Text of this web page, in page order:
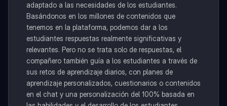
adaptado a las necesidades de los estudiantes.
Basándonos en los millones de contenidos que
tenemos en la plataforma, podemos dar a los
estudiantes respuestas realmente significativas y
relevantes. Pero no se trata solo de respuestas, el
compañero también guía a los estudiantes a través de
sus retos de aprendizaje diarios, con planes de
aprendizaje personalizados, cuestionarios o contenidos
en el chat y una personalización del 100% basada en